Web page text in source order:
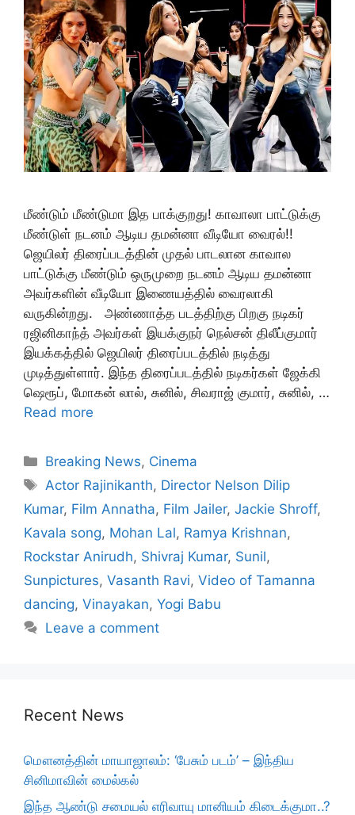
மீண்டும் மீண்டுமா இத பாக்குறது! காவாலா பாட்டுக்கு
மீண்டுள் நடனம் ஆடிய தமன்னா வீடியோ வைரல்!!
ஜெயிலர் திரைப்படத்தின் முதல் பாடலான காவால
பாட்டுக்கு மீண்டும் ஒருமுறை நடனம் ஆடிய தமன்னா
அவர்களின் வீடியோ இணையத்தில் வைரலாகி
வருகின்றது. அண்ணாத்த படத்திற்கு பிறகு நடிகர்
ரஜினிகாந்த் அவர்கள் இயக்குநர் நெல்சன் திலீப்குமார்
இயக்கத்தில் ஜெயிலர் திரைப்படத்தில் நடித்து
முடித்துள்ளார். இந்த திரைப்படத்தில் நடிகர்கள் ஜேக்கி
ஷெரூப், மோகன் லால், சுனில், சிவராஜ் குமார், சுனில், …
Read more
Categories
Breaking News, Cinema
Tags
Actor Rajinikanth, Director Nelson Dilip
Kumar, Film Annatha, Film Jailer, Jackie Shroff,
Kavala song, Mohan Lal, Ramya Krishnan,
Rockstar Anirudh, Shivraj Kumar, Sunil,
Sunpictures, Vasanth Ravi, Video of Tamanna
dancing, Vinayakan, Yogi Babu
Leave a comment
Recent News
மௌனத்தின் மாயாஜாலம்: ‘பேசும் படம்’ – இந்திய
சினிமாவின் மைல்கல்
இந்த ஆண்டு சமையல் எரிவாயு மானியம் கிடைக்குமா..?